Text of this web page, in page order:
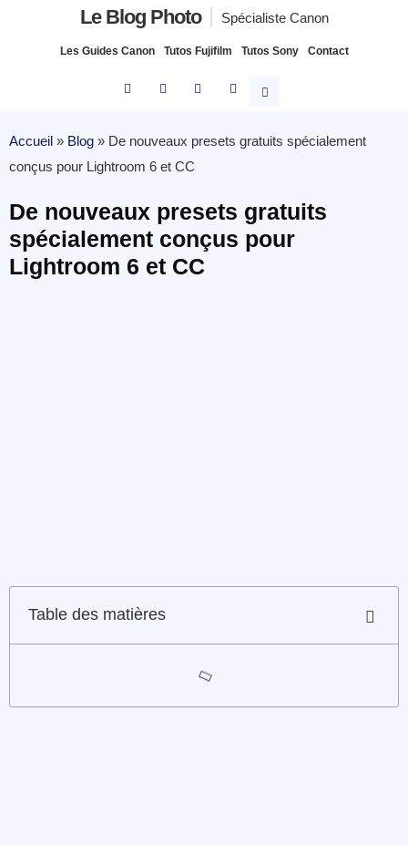
Le Blog Photo Spécialiste Canon
Les Guides Canon Tutos Fujifilm Tutos Sony Contact
Accueil » Blog » De nouveaux presets gratuits spécialement
conçus pour Lightroom 6 et CC
De nouveaux presets gratuits
spécialement conçus pour
Lightroom 6 et CC
Table des matières